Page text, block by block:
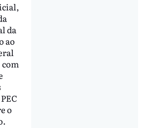
da
ao
o